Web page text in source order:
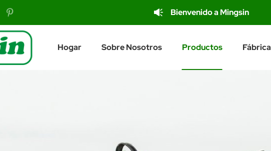
Bienvenido a Mingsin
Hogar Sobre Nosotros Productos Fábrica